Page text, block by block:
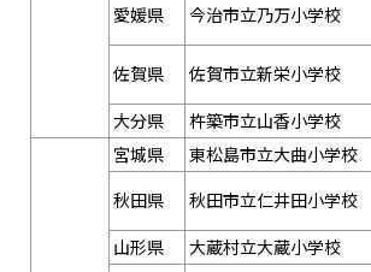
愛媛県
今治市立乃万小学校
佐賀県
佐賀市立新栄小学校
大分県
杵築市立山香小学校
宮城県 東松島市立大曲小学校
秋田県
秋田市立仁井田小学校
山形県
大蔵村立大蔵小学校